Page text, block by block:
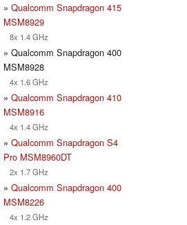
» Qualcomm Snapdragon 415
MSM8929
8x 1.4 GHz
» Qualcomm Snapdragon 400
MSM8928
4x 1.6 GHz
» Qualcomm Snapdragon 410
MSM8916
4x 1.4 GHz
» Qualcomm Snapdragon S4
Pro MSM8960DT
2x 1.7 GHz
» Qualcomm Snapdragon 400
MSM8226
4x 1.2 GHz